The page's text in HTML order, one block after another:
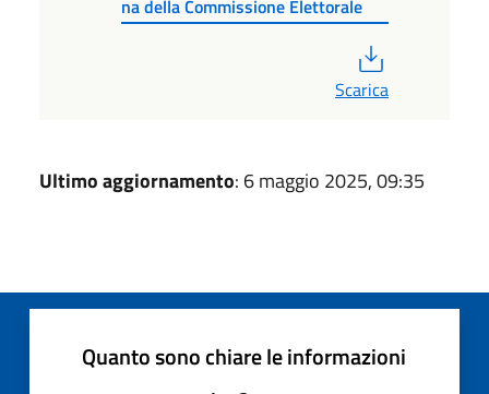
na della Commissione Elettorale
Scarica
Ultimo aggiornamento: 6 maggio 2025, 09:35
Quanto sono chiare le informazioni